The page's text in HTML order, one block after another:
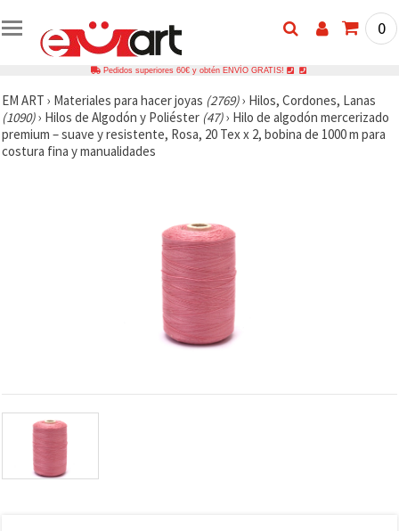
0
Pedidos superiores 60€ y obtén ENVÍO GRATIS!
EM ART › Materiales para hacer joyas (2769)› Hilos, Cordones, Lanas
(1090)› Hilos de Algodón y Poliéster (47)› Hilo de algodón mercerizado
premium – suave y resistente, Rosa, 20 Tex x 2, bobina de 1000 m para
costura fina y manualidades